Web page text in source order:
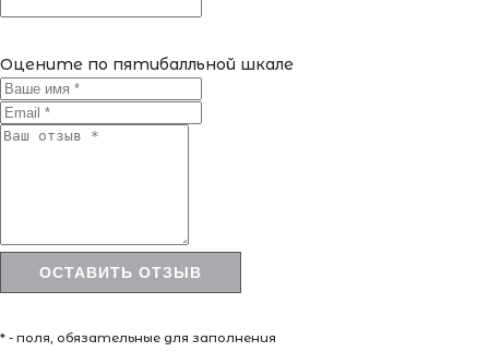
Оцените по пятибалльной шкале
* - поля, обязательные для заполнения